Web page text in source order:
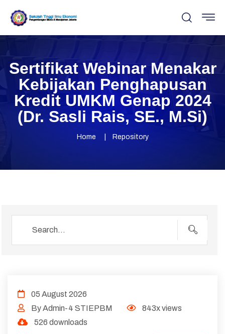
Sertifikat Webinar Menakar
Kebijakan Penghapusan
Kredit UMKM Genap 2024
(Dr. Sasli Rais, SE., M.Si)
Home Repository
05 August 2026
By Admin-4 STIEPBM
843x views
526 downloads